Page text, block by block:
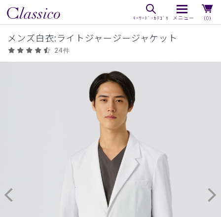
（0）
メンズ白衣:ライトジャージージャケット
24件